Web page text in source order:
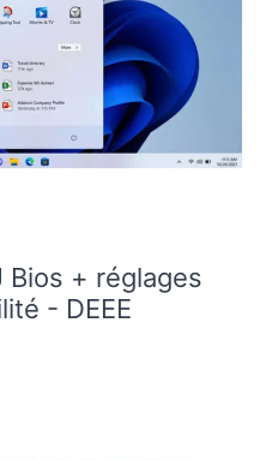
Bios + réglages
- DEEE